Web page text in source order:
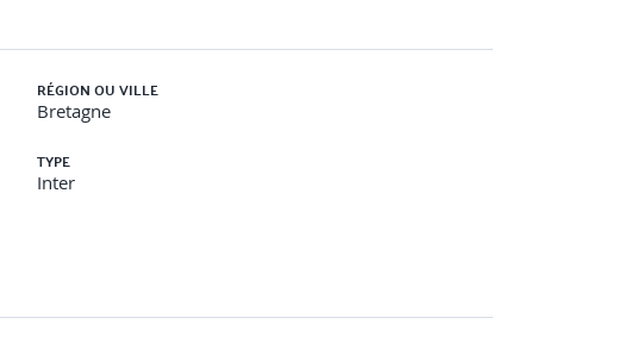
RÉGION OU VILLE
Bretagne
TYPE
Inter